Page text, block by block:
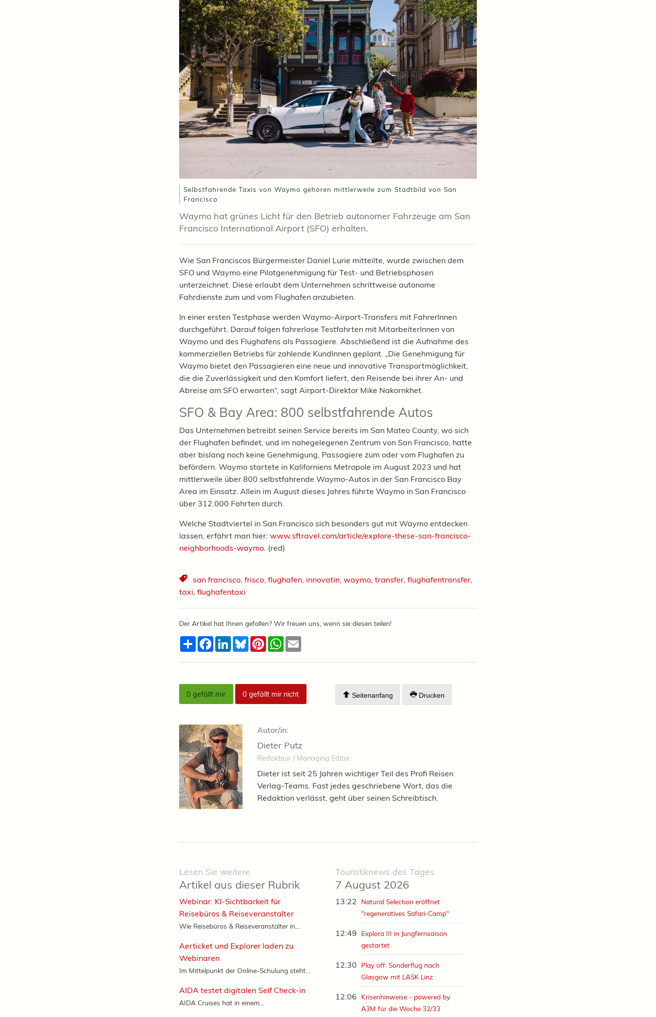
Selbstfahrende Taxis von Waymo gehören mittlerweile zum Stadtbild von San
Francisco
Waymo hat grünes Licht für den Betrieb autonomer Fahrzeuge am San
Francisco International Airport (SFO) erhalten.
Wie San Franciscos Bürgermeister Daniel Lurie mitteilte, wurde zwischen dem
SFO und Waymo eine Pilotgenehmigung für Test- und Betriebsphasen
unterzeichnet. Diese erlaubt dem Unternehmen schrittweise autonome
Fahrdienste zum und vom Flughafen anzubieten.
In einer ersten Testphase werden Waymo-Airport-Transfers mit FahrerInnen
durchgeführt. Darauf folgen fahrerlose Testfahrten mit MitarbeiterInnen von
Waymo und des Flughafens als Passagiere. Abschließend ist die Aufnahme des
kommerziellen Betriebs für zahlende KundInnen geplant. „Die Genehmigung für
Waymo bietet den Passagieren eine neue und innovative Transportmöglichkeit,
die die Zuverlässigkeit und den Komfort liefert, den Reisende bei ihrer An- und
Abreise am SFO erwarten“, sagt Airport-Direktor Mike Nakornkhet.
SFO & Bay Area: 800 selbstfahrende Autos
Das Unternehmen betreibt seinen Service bereits im San Mateo County, wo sich
der Flughafen befindet, und im nahegelegenen Zentrum von San Francisco, hatte
aber bislang noch keine Genehmigung, Passagiere zum oder vom Flughafen zu
befördern. Waymo startete in Kaliforniens Metropole im August 2023 und hat
mittlerweile über 800 selbstfahrende Waymo-Autos in der San Francisco Bay
Area im Einsatz. Allein im August dieses Jahres führte Waymo in San Francisco
über 312.000 Fahrten durch.
Welche Stadtviertel in San Francisco sich besonders gut mit Waymo entdecken
lassen, erfährt man hier: www.sftravel.com/article/explore-these-san-francisco-
neighborhoods-waymo. (red)
san francisco, frisco, flughafen, innovatin, waymo, transfer, flughafentransfer,
taxi, flughafentaxi
Der Artikel hat Ihnen gefallen? Wir freuen uns, wenn sie diesen teilen!
TeilenFacebook
LinkedInBlueskyPinterestWhatsApp
0 gefällt mir 0 gefällt mir nicht Seitenanfang Drucken
Autor/in:
Dieter Putz
Redakteur / Managing Editor
Dieter ist seit 25 Jahren wichtiger Teil des Profi Reisen
Verlag-Teams. Fast jedes geschriebene Wort, das die
Redaktion verlässt, geht über seinen Schreibtisch.
Touristiknews des Tages
7 August 2026
13:22
Natural Selection eröffnet
"regeneratives Safari-Camp"
12:49
Explora III in Jungfernsaison
gestartet
12:30
Play off: Sonderflug nach
Glasgow mit LASK Linz
12:06
Krisenhinweise - powered by
A3M für die Woche 32/33
Lesen Sie weitere
Artikel aus dieser Rubrik
Webinar: KI-Sichtbarkeit für
Reisebüros & Reiseveranstalter
Wie Reisebüros & Reiseveranstalter in...
Aerticket und Explorer laden zu
Webinaren
Im Mittelpunkt der Online-Schulung steht...
AIDA testet digitalen Self Check-in
AIDA Cruises hat in einem...